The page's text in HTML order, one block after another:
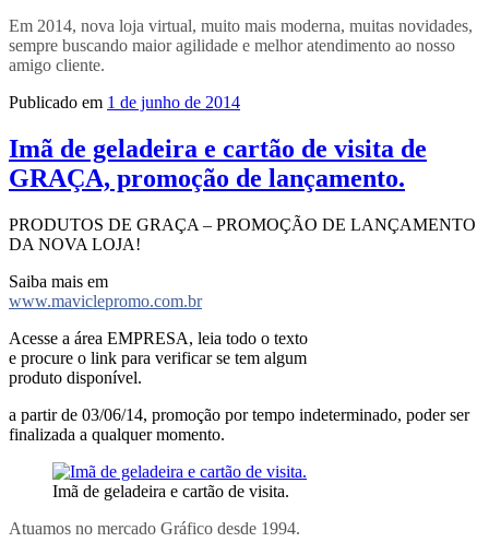
Em 2014, nova loja virtual, muito mais moderna, muitas novidades,
sempre buscando maior agilidade e melhor atendimento ao nosso
amigo cliente.
Publicado em 1 de junho de 2014
Imã de geladeira e cartão de visita de
GRAÇA, promoção de lançamento.
PRODUTOS DE GRAÇA – PROMOÇÃO DE LANÇAMENTO
DA NOVA LOJA!
Saiba mais em
www.maviclepromo.com.br
Acesse a área EMPRESA, leia todo o texto
e procure o link para verificar se tem algum
produto disponível.
a partir de 03/06/14, promoção por tempo indeterminado, poder ser
finalizada a qualquer momento.
Imã de geladeira e cartão de visita.
Atuamos no mercado Gráfico desde 1994.